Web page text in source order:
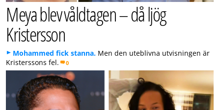
Meya blev våldtagen – då ljög
Kristersson
Mohammed fick stanna. Men den uteblivna utvisningen är
Kristerssons fel.
0